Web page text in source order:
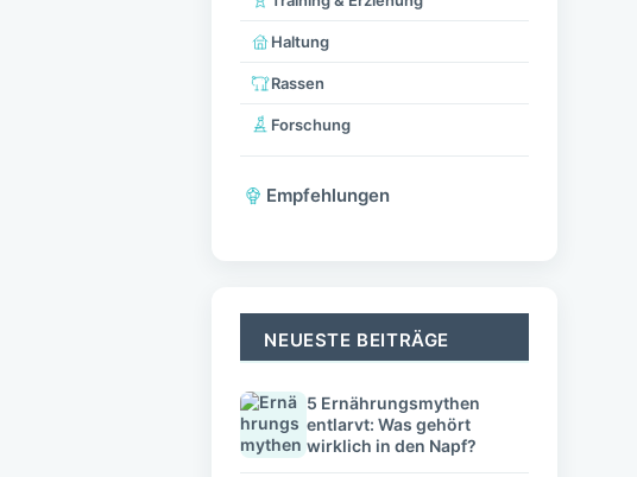
Haltung
Rassen
Forschung
Empfehlungen
NEUESTE BEITRÄGE
5 Ernährungsmythen
entlarvt: Was gehört
wirklich in den Napf?